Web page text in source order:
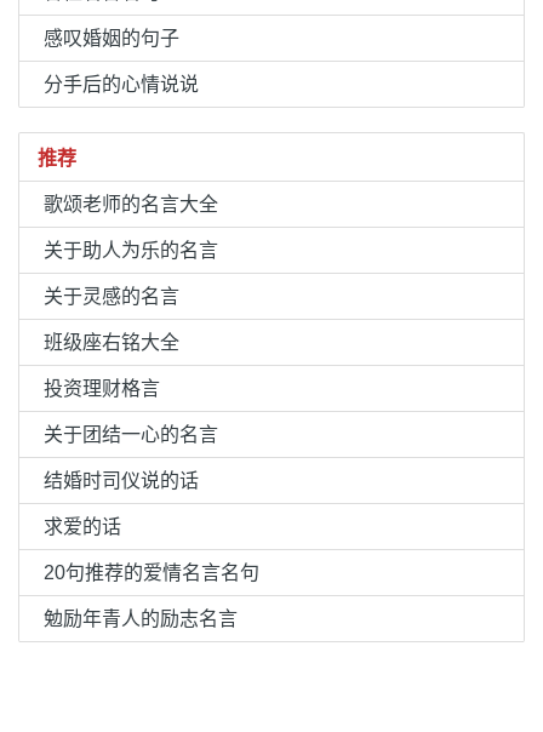
感叹婚姻的句子
分手后的心情说说
推荐
歌颂老师的名言大全
关于助人为乐的名言
关于灵感的名言
班级座右铭大全
投资理财格言
关于团结一心的名言
结婚时司仪说的话
求爱的话
20句推荐的爱情名言名句
勉励年青人的励志名言